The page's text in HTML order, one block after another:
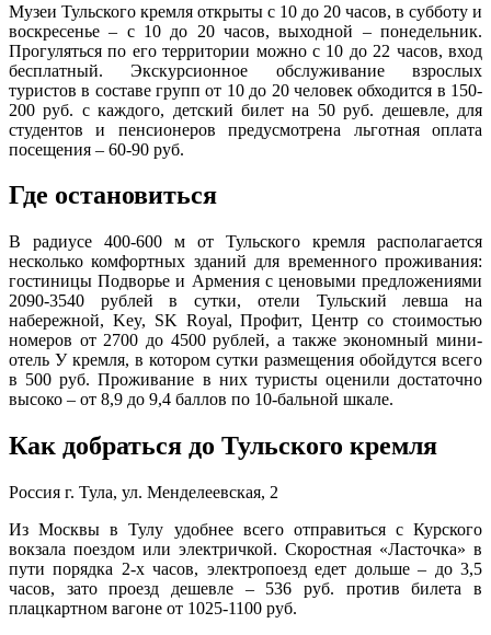
Музеи Тульского кремля открыты с 10 до 20 часов, в субботу и
воскресенье – с 10 до 20 часов, выходной – понедельник.
Прогуляться по его территории можно с 10 до 22 часов, вход
бесплатный. Экскурсионное обслуживание взрослых
туристов в составе групп от 10 до 20 человек обходится в 150-
200 руб. с каждого, детский билет на 50 руб. дешевле, для
студентов и пенсионеров предусмотрена льготная оплата
посещения – 60-90 руб.
Где остановиться
В радиусе 400-600 м от Тульского кремля располагается
несколько комфортных зданий для временного проживания:
гостиницы Подворье и Армения с ценовыми предложениями
2090-3540 рублей в сутки, отели Тульский левша на
набережной, Key, SK Royal, Профит, Центр со стоимостью
номеров от 2700 до 4500 рублей, а также экономный мини-
отель У кремля, в котором сутки размещения обойдутся всего
в 500 руб. Проживание в них туристы оценили достаточно
высоко – от 8,9 до 9,4 баллов по 10-бальной шкале.
Как добраться до Тульского кремля
Россия г. Тула, ул. Менделеевская, 2
Из Москвы в Тулу удобнее всего отправиться с Курского
вокзала поездом или электричкой. Скоростная «Ласточка» в
пути порядка 2-х часов, электропоезд едет дольше – до 3,5
часов, зато проезд дешевле – 536 руб. против билета в
плацкартном вагоне от 1025-1100 руб.